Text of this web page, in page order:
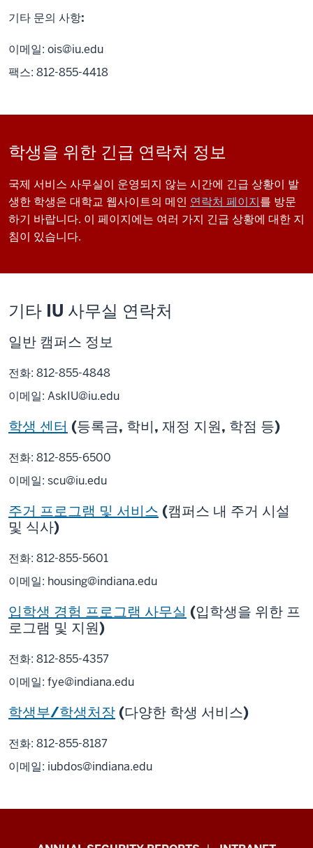
기타 문의 사항:
이메일: ois@iu.edu
팩스: 812-855-4418
학생을 위한 긴급 연락처 정보
국제 서비스 사무실이 운영되지 않는 시간에 긴급 상황이 발
생한 학생은 대학교 웹사이트의 메인 연락처 페이지를 방문
하기 바랍니다. 이 페이지에는 여러 가지 긴급 상황에 대한 지
침이 있습니다.
기타 IU 사무실 연락처
일반 캠퍼스 정보
전화: 812-855-4848
이메일: AskIU@iu.edu
학생 센터 (등록금, 학비, 재정 지원, 학점 등)
전화: 812-855-6500
이메일: scu@iu.edu
주거 프로그램 및 서비스 (캠퍼스 내 주거 시설
및 식사)
전화: 812-855-5601
이메일: housing@indiana.edu
입학생 경험 프로그램 사무실 (입학생을 위한 프
로그램 및 지원)
전화: 812-855-4357
이메일: fye@indiana.edu
학생부/학생처장 (다양한 학생 서비스)
전화: 812-855-8187
이메일: iubdos@indiana.edu